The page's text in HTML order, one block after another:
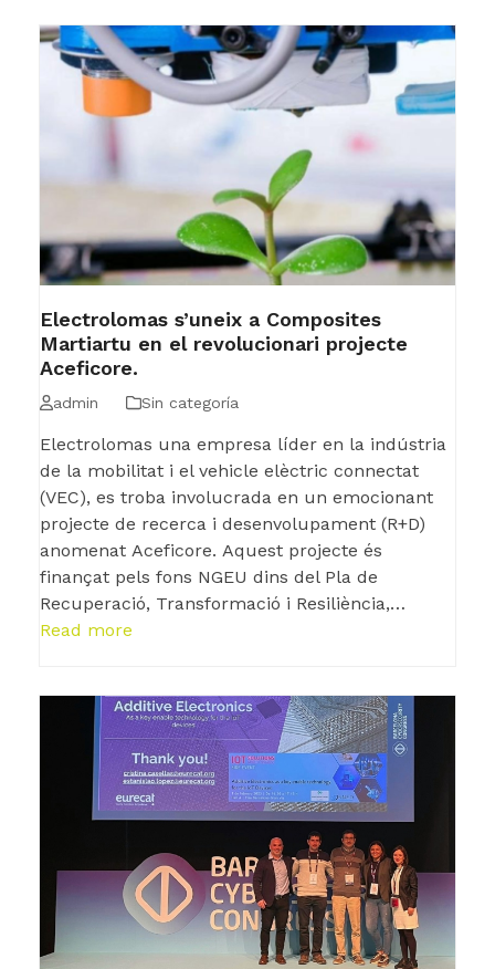
Electrolomas s’uneix a Composites
Martiartu en el revolucionari projecte
Aceficore.
admin Sin categoría
Electrolomas una empresa líder en la indústria
de la mobilitat i el vehicle elèctric connectat
(VEC), es troba involucrada en un emocionant
projecte de recerca i desenvolupament (R+D)
anomenat Aceficore. Aquest projecte és
finançat pels fons NGEU dins del Pla de
Recuperació, Transformació i Resiliència,…
Read more